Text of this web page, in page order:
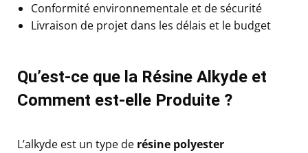
Conformité environnementale et de sécurité
Livraison de projet dans les délais et le budget
Qu’est-ce que la Résine Alkyde et
Comment est-elle Produite ?
L’alkyde est un type de résine polyester